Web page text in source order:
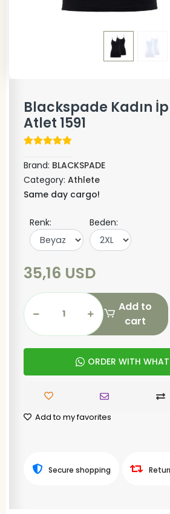
Blackspade Kadın İp
Atlet 1591
Brand: BLACKSPADE
Category: Athlete
Same day cargo!
Renk: Beden:
35,16 USD
Add to
cart
ORDER WITH
Add to my favorites
Secure shopping